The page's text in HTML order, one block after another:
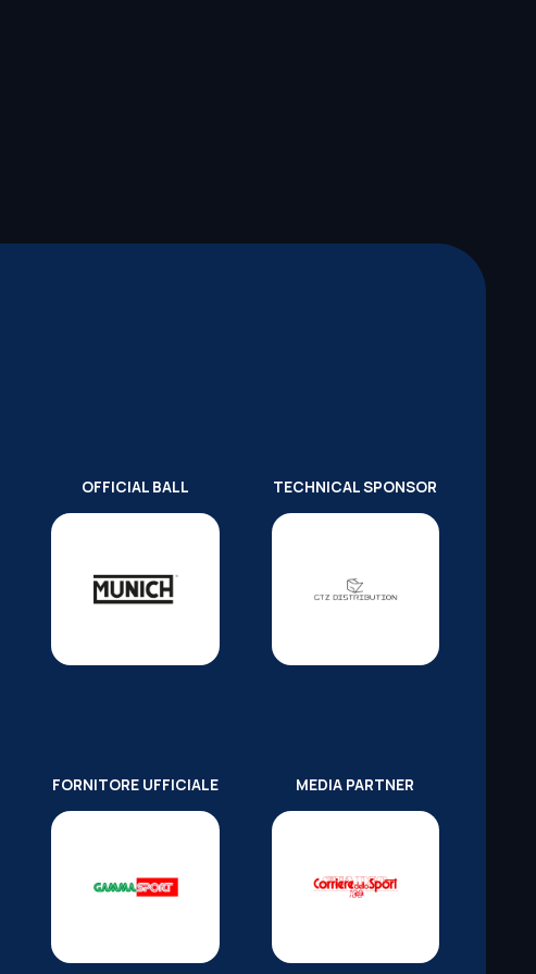
OFFICIAL BALL TECHNICAL SPONSOR
FORNITORE UFFICIALE MEDIA PARTNER